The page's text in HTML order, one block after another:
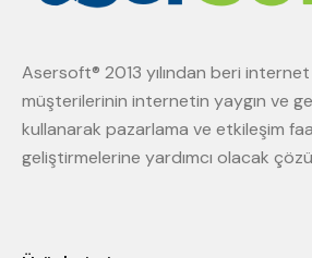
Asersoft® 2013 yılından beri
müşterilerinin internetin yaygın ve
kullanarak pazarlama ve etkileşim
geliştirmelerine yardımcı olacak